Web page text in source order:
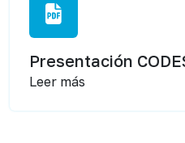
Presentación
Leer más